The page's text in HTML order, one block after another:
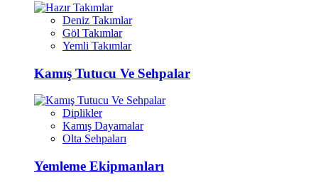
Deniz Takımlar
Göl Takımlar
Yemli Takımlar
Kamış Tutucu Ve Sehpalar
Diplikler
Kamış Dayamalar
Olta Sehpaları
Yemleme Ekipmanları